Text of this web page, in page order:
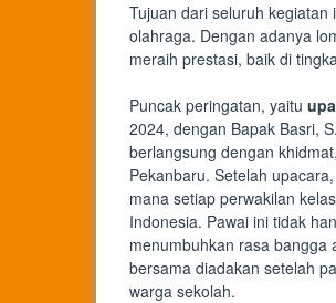
Tujuan dari seluruh
olahraga. Dengan adanya
meraih prestasi, baik di
Puncak peringatan, yaitu
2024, dengan Bapak Basri,
berlangsung dengan
Pekanbaru. Setelah
mana setiap perwakilan
Indonesia. Pawai ini tidak
menumbuhkan rasa bangga
bersama diadakan setelah
warga sekolah.